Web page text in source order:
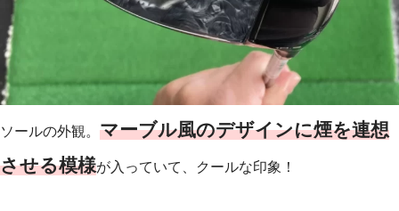
ソールの外観。 マーブル風のデザインに煙を連想
させる模様が入っていて、クールな印象！